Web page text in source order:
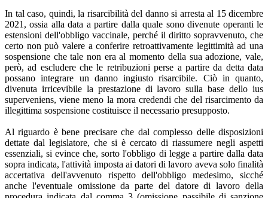
In tal caso, quindi, la risarcibilità del danno si arresta al 15 dicembre
2021, ossia alla data a partire dalla quale sono divenute operanti le
estensioni dell'obbligo vaccinale, perché il diritto sopravvenuto, che
certo non può valere a conferire retroattivamente legittimità ad una
sospensione che tale non era al momento della sua adozione, vale,
però, ad escludere che le retribuzioni perse a partire da detta data
possano integrare un danno ingiusto risarcibile. Ciò in quanto,
divenuta irricevibile la prestazione di lavoro sulla base dello ius
superveniens, viene meno la mora credendi che del risarcimento da
illegittima sospensione costituisce il necessario presupposto.
Al riguardo è bene precisare che dal complesso delle disposizioni
dettate dal legislatore, che si è cercato di riassumere negli aspetti
essenziali, si evince che, sorto l'obbligo di legge a partire dalla data
sopra indicata, l'attività imposta ai datori di lavoro aveva solo finalità
accertativa dell'avvenuto rispetto dell'obbligo medesimo, sicché
anche l'eventuale omissione da parte del datore di lavoro della